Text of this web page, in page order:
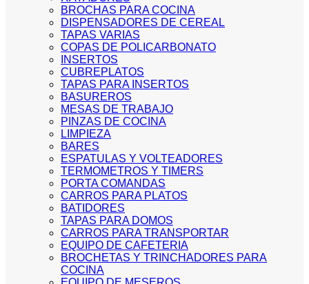
BROCHAS PARA COCINA
DISPENSADORES DE CEREAL
TAPAS VARIAS
COPAS DE POLICARBONATO
INSERTOS
CUBREPLATOS
TAPAS PARA INSERTOS
BASUREROS
MESAS DE TRABAJO
PINZAS DE COCINA
LIMPIEZA
BARES
ESPATULAS Y VOLTEADORES
TERMOMETROS Y TIMERS
PORTA COMANDAS
CARROS PARA PLATOS
BATIDORES
TAPAS PARA DOMOS
CARROS PARA TRANSPORTAR
EQUIPO DE CAFETERIA
BROCHETAS Y TRINCHADORES PARA
COCINA